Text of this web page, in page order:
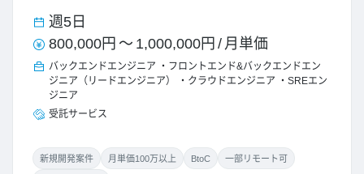
週5日
800,000円 ～ 1,000,000円 / 月単価
バックエンドエンジニア
フロントエンド&バックエンドエン
ジニア（リードエンジニア）
クラウドエンジニア
SREエン
ジニア
受託サービス
新規開発案件 月単価100万以上 BtoC 一部リモート可